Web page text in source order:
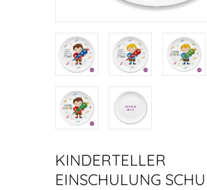
KINDERTELLER
EINSCHULUNG